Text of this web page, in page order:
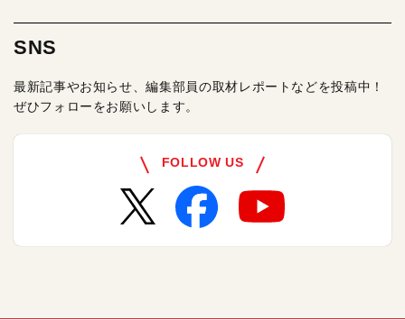
SNS
最新記事やお知らせ、編集部員の取材レポートなどを投稿中！
ぜひフォローをお願いします。
FOLLOW US